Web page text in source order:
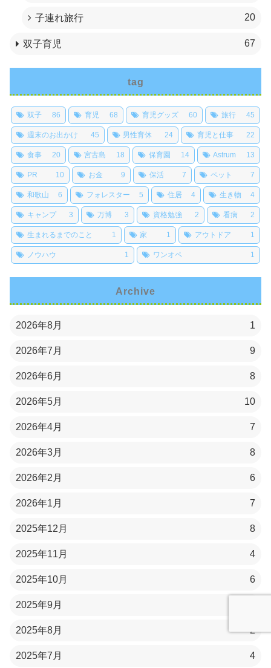
子連れ旅行 20
双子育児 67
tag
双子 86 育児 68 育児グッズ 60 旅行 45
週末のお出かけ 45 男性育休 24 育児と仕事 22
食事 20 宮古島 18 保育園 14 Astrum 13
PR 10 お金 9 保活 7 ペット 7
和歌山 6 フォレスター 5 住居 4 生き物 4
キャンプ 3 万博 3 資格勉強 2 看病 2
生まれるまでのこと 1 家 1 アウトドア 1
ノウハウ 1 ワンオペ 1
Archive
2026年8月 1
2026年7月 9
2026年6月 8
2026年5月 10
2026年4月 7
2026年3月 8
2026年2月 6
2026年1月 7
2025年12月 8
2025年11月 4
2025年10月 6
2025年9月
2025年8月 2
2025年7月 4